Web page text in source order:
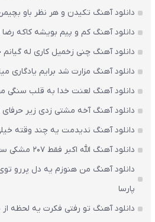
دانلود آهنگ تکیدن و هر نظر باو
دانلود آهنگ کم و پیم بویشه کاکه رضا
دانلود آهنگ چنی زخمیل کاری له گیانم
دانلود آهنگ مزارت شد برایم یادگاری
دانلود آهنگ لعنت خدا به قلب
دانلود آهنگ آخه مشتی زدی زیر
دانلود آهنگ ندیدمت یه چند وقته
دانلود آهنگ الله اکبر فقط 207 مشکی سعید کریمی
دانلود آهنگ من هنوزم یه دل پررو
پارسا
دانلود آهنگ تو رفتی فکرت یه لحظه